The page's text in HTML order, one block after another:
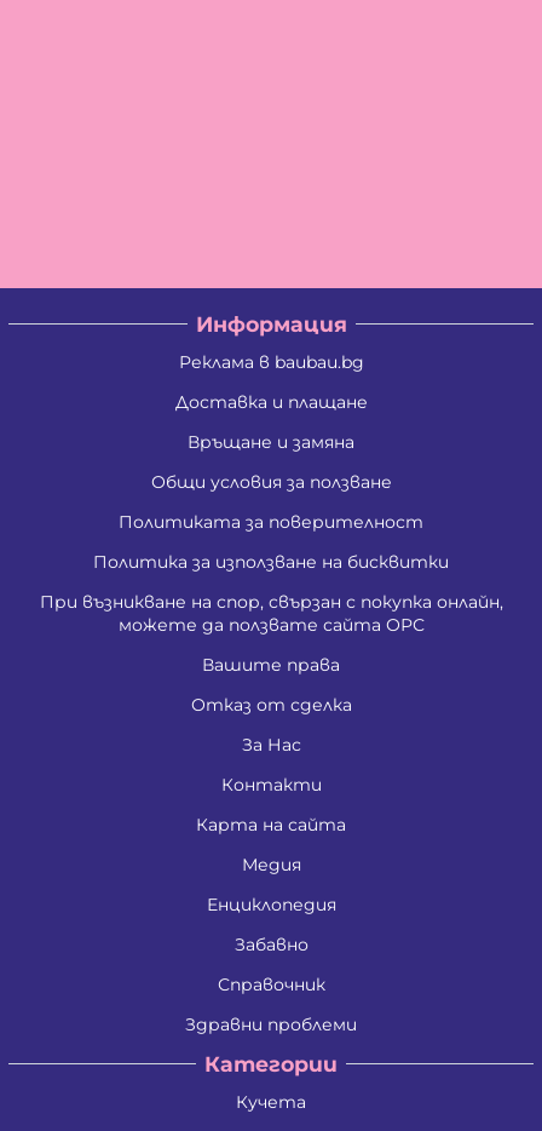
Информация
Реклама в baubau.bg
Доставка и плащане
Връщане и замяна
Общи условия за ползване
Политиката за поверителност
Политика за използване на бисквитки
При възникване на спор, свързан с покупка онлайн,
можете да ползвате сайта ОРС
Вашите права
Отказ от сделка
За Нас
Контакти
Карта на сайта
Медия
Енциклопедия
Забавно
Справочник
Здравни проблеми
Категории
Кучета